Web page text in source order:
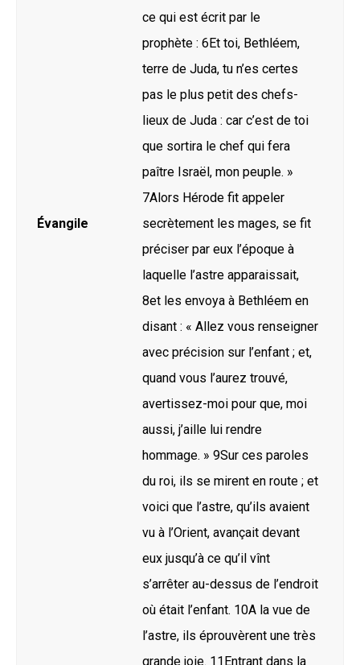
Évangile
ce qui est écrit par le
prophète : 6Et toi, Bethléem,
terre de Juda, tu n’es certes
pas le plus petit des chefs-
lieux de Juda : car c’est de toi
que sortira le chef qui fera
paître Israël, mon peuple. »
7Alors Hérode fit appeler
secrètement les mages, se fit
préciser par eux l’époque à
laquelle l’astre apparaissait,
8et les envoya à Bethléem en
disant : « Allez vous renseigner
avec précision sur l’enfant ; et,
quand vous l’aurez trouvé,
avertissez-moi pour que, moi
aussi, j’aille lui rendre
hommage. » 9Sur ces paroles
du roi, ils se mirent en route ; et
voici que l’astre, qu’ils avaient
vu à l’Orient, avançait devant
eux jusqu’à ce qu’il vînt
s’arrêter au-dessus de l’endroit
où était l’enfant. 10A la vue de
l’astre, ils éprouvèrent une très
grande joie. 11Entrant dans la